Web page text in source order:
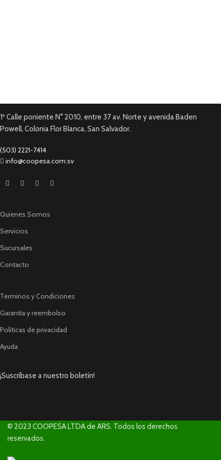
1ª Calle poniente N° 2010, entre 37 av. Norte y avenida Baden
Powell, Colonia Flor Blanca, San Salvador.
(503) 2221-7414
info@coopesa.com.sv
Quienes Somos
Servicios
Sucursales
Contacto
Terminos y Condiciones
Garantía y reembolso
Políticas de privacidad
Ayuda
¡Suscríbase a nuestro boletín!
© 2023 COOPESA LTDA de ARS. Todos los derechos
reservados.